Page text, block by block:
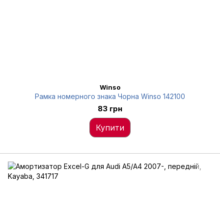
Winso
Рамка номерного знака Чорна Winso 142100
83 грн
Купити